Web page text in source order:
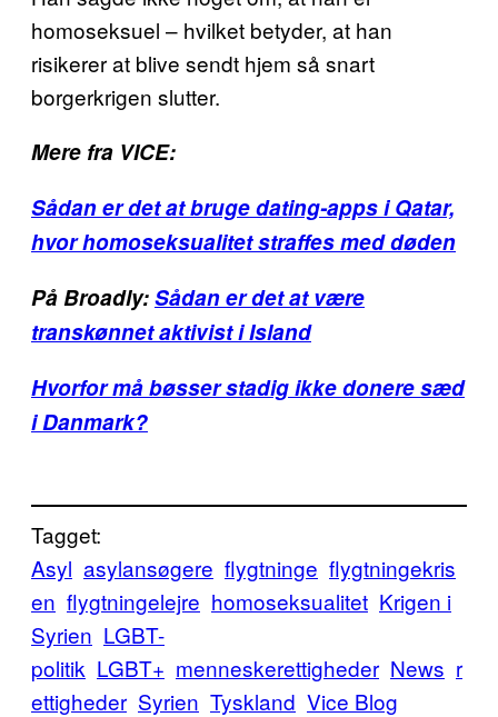
homoseksuel – hvilket betyder, at han
risikerer at blive sendt hjem så snart
borgerkrigen slutter.
Mere fra VICE:
Sådan er det at bruge dating-apps i Qatar,
hvor homoseksualitet straffes med døden
På Broadly:Sådan er det at være
transkønnet aktivist i Island
Hvorfor må bøsser stadig ikke donere sæd
i Danmark?
Tagget:
Asyl asylansøgere flygtninge flygtningekris
en flygtningelejre homoseksualitet Krigen i
Syrien LGBT-
politik LGBT+ menneskerettigheder News r
ettigheder Syrien Tyskland Vice Blog